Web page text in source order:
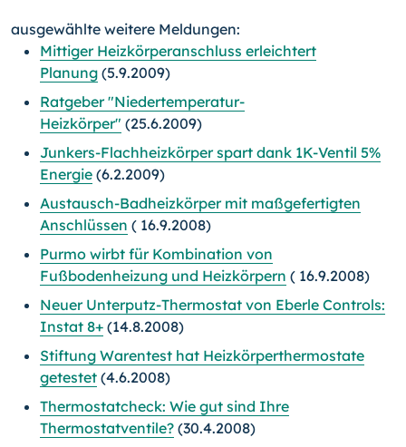
ausgewählte weitere Meldungen:
Mittiger Heizkörperanschluss erleichtert
Planung (5.9.2009)
Ratgeber "Niedertemperatur-
Heizkörper" (25.6.2009)
Junkers-Flachheizkörper spart dank 1K-Ventil 5%
Energie (6.2.2009)
Austausch-Badheizkörper mit maßgefertigten
Anschlüssen ( 16.9.2008)
Purmo wirbt für Kombination von
Fußbodenheizung und Heizkörpern ( 16.9.2008)
Neuer Unterputz-Thermostat von Eberle Controls:
Instat 8+ (14.8.2008)
Stiftung Warentest hat Heizkörperthermostate
getestet (4.6.2008)
Thermostatcheck: Wie gut sind Ihre
Thermostatventile? (30.4.2008)